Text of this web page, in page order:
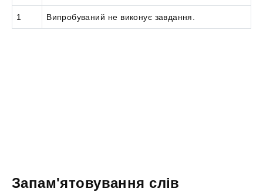
1 Випробуваний не виконує завдання.
Запам'ятовування слів